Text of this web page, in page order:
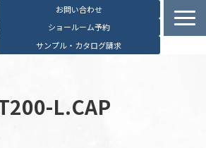
お問い合わせ
ショールーム予約
サンプル・カタログ請求
石堂硝子の特長L.CAP